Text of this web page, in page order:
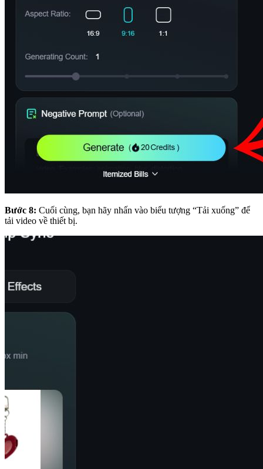
Bước 8: Cuối cùng, bạn hãy nhấn vào biểu tượng “Tải xuống” để
tải video về thiết bị.